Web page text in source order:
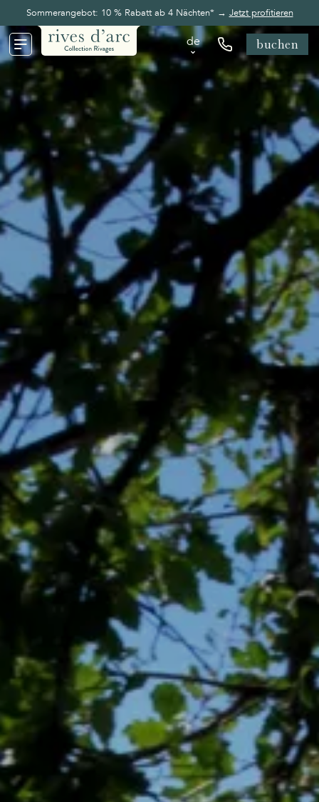
Sommerangebot: 10 % Rabatt ab 4 Nächten* → Jetzt profitieren
de
en
fr
buchen